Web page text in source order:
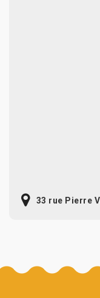
33 rue Pierre